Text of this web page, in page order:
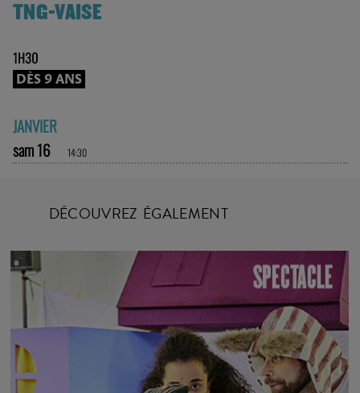
TNG-VAISE
1H30
DÈS 9 ANS
JANVIER
sam 16
14:30
DÉCOUVREZ ÉGALEMENT